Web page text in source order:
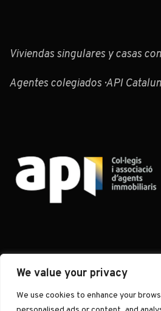
We value your privacy
We use cookies to enhance your
Viviendas singulares y casas
Agentes colegiados · API